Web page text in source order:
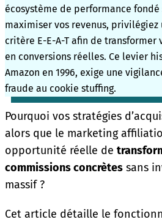
écosystème de performance
maximiser vos revenus,
critère E-E-A-T afin de transformer
en conversions réelles. Ce levier
Amazon en 1996, exige une
fraude au cookie stuffing.
Pourquoi vos stratégies
alors que le marketing
opportunité réelle de
commissions concrètes sans
massif ?
Cet article détaille le